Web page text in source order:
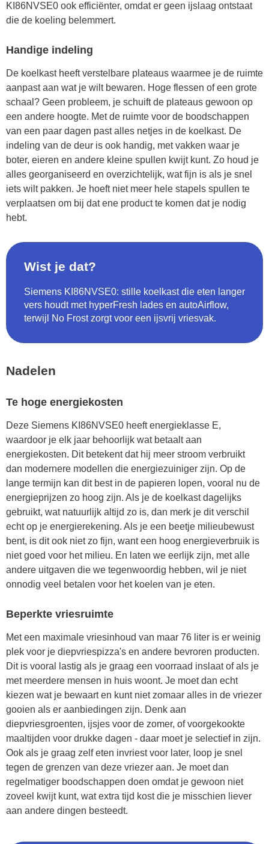
KI86NVSE0 ook efficiënter, omdat er geen ijslaag ontstaat
die de koeling belemmert.
Handige indeling
De koelkast heeft verstelbare plateaus waarmee je de ruimte
aanpast aan wat je wilt bewaren. Hoge flessen of een grote
schaal? Geen probleem, je schuift de plateaus gewoon op
een andere hoogte. Met de ruimte voor de boodschappen
van een paar dagen past alles netjes in de koelkast. De
indeling van de deur is ook handig, met vakken waar je
boter, eieren en andere kleine spullen kwijt kunt. Zo houd je
alles georganiseerd en overzichtelijk, wat fijn is als je snel
iets wilt pakken. Je hoeft niet meer hele stapels spullen te
verplaatsen om bij dat ene product te komen dat je nodig
hebt.
Wist je dat?
Siemens KI86NVSE0: stille koelkast die eten langer
vers houdt met hyperFresh lades en autoAirflow,
terwijl No Frost zorgt voor een ijsvrij vriesvak.
Nadelen
Te hoge energiekosten
Deze Siemens KI86NVSE0 heeft energieklasse E,
waardoor je elk jaar behoorlijk wat betaalt aan
energiekosten. Dit betekent dat hij meer stroom verbruikt
dan modernere modellen die energiezuiniger zijn. Op de
lange termijn kan dit best in de papieren lopen, vooral nu de
energieprijzen zo hoog zijn. Als je de koelkast dagelijks
gebruikt, wat natuurlijk altijd zo is, dan merk je dit verschil
echt op je energierekening. Als je een beetje milieubewust
bent, is dit ook niet zo fijn, want een hoog energieverbruik is
niet goed voor het milieu. En laten we eerlijk zijn, met alle
andere uitgaven die we tegenwoordig hebben, wil je niet
onnodig veel betalen voor het koelen van je eten.
Beperkte vriesruimte
Met een maximale vriesinhoud van maar 76 liter is er weinig
plek voor je diepvriespizza's en andere bevroren producten.
Dit is vooral lastig als je graag een voorraad inslaat of als je
met meerdere mensen in huis woont. Je moet dan echt
kiezen wat je bewaart en kunt niet zomaar alles in de vriezer
gooien als er aanbiedingen zijn. Denk aan
diepvriesgroenten, ijsjes voor de zomer, of voorgekookte
maaltijden voor drukke dagen - daar moet je selectief in zijn.
Ook als je graag zelf eten invriest voor later, loop je snel
tegen de grenzen van deze vriezer aan. Je moet dan
regelmatiger boodschappen doen omdat je gewoon niet
zoveel kwijt kunt, wat extra tijd kost die je misschien liever
aan andere dingen besteedt.